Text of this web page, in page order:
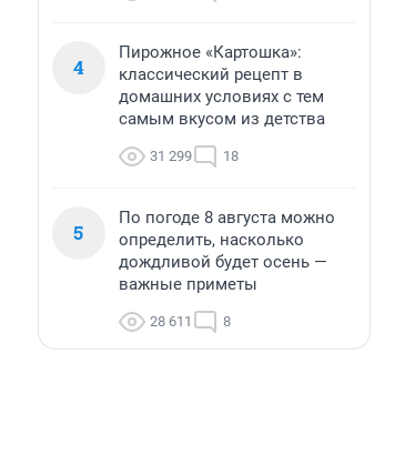
4
Пирожное «Картошка»:
классический рецепт в
домашних условиях с тем
самым вкусом из детства
31 299 18
5
По погоде 8 августа можно
определить, насколько
дождливой будет осень —
важные приметы
28 611 8